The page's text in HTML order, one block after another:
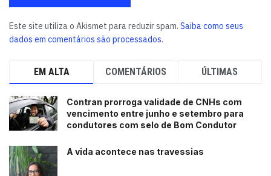
e médias empresas inovadoras.
Cristina Campos/Repórteres da Agência Brasil)
Confederação Nacional da Indústria
Este site utiliza o Akismet para reduzir spam. Saiba como seus
dados em comentários são processados.
EM ALTA COMENTÁRIOS ÚLTIMAS
Contran prorroga validade de CNHs com
vencimento entre junho e setembro para
condutores com selo de Bom Condutor
A vida acontece nas travessias